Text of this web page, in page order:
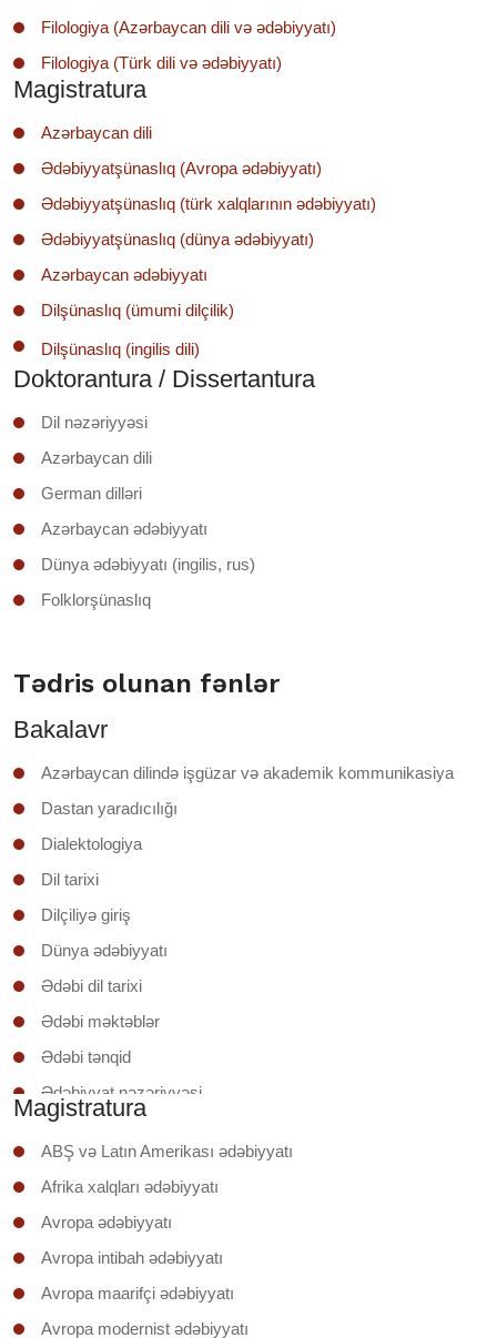
Filologiya (Azərbaycan dili və ədəbiyyatı)
Filologiya (Türk dili və ədəbiyyatı)
Magistratura
Azərbaycan dili
Ədəbiyyatşünaslıq (Avropa ədəbiyyatı)
Ədəbiyyatşünaslıq (türk xalqlarının ədəbiyyatı)
Ədəbiyyatşünaslıq (dünya ədəbiyyatı)
Azərbaycan ədəbiyyatı
Dilşünaslıq (ümumi dilçilik)
Dilşünaslıq (ingilis dili)
Doktorantura / Dissertantura
Dil nəzəriyyəsi
Azərbaycan dili
German dilləri
Azərbaycan ədəbiyyatı
Dünya ədəbiyyatı (ingilis, rus)
Folklorşünaslıq
Tədris olunan fənlər
Bakalavr
Azərbaycan dilində işgüzar və akademik kommunikasiya
Dastan yaradıcılığı
Dialektologiya
Dil tarixi
Dilçiliyə giriş
Dünya ədəbiyyatı
Ədəbi dil tarixi
Ədəbi məktəblər
Ədəbi tənqid
Ədəbiyyat nəzəriyyəsi
Ədəbiyyatşünaslığa giriş
Əruzun nəzəri əsasları
İxtisas (regionunun) ölkəsinin ədəbiyyatı
Klassik şerin poetikası
Mətnin təhlili
Mətnlər üzrə iş
Magistratura
ABŞ və Latın Amerikası ədəbiyyatı
Afrika xalqları ədəbiyyatı
Avropa ədəbiyyatı
Avropa intibah ədəbiyyatı
Avropa maarifçi ədəbiyyatı
Avropa modernist ədəbiyyatı